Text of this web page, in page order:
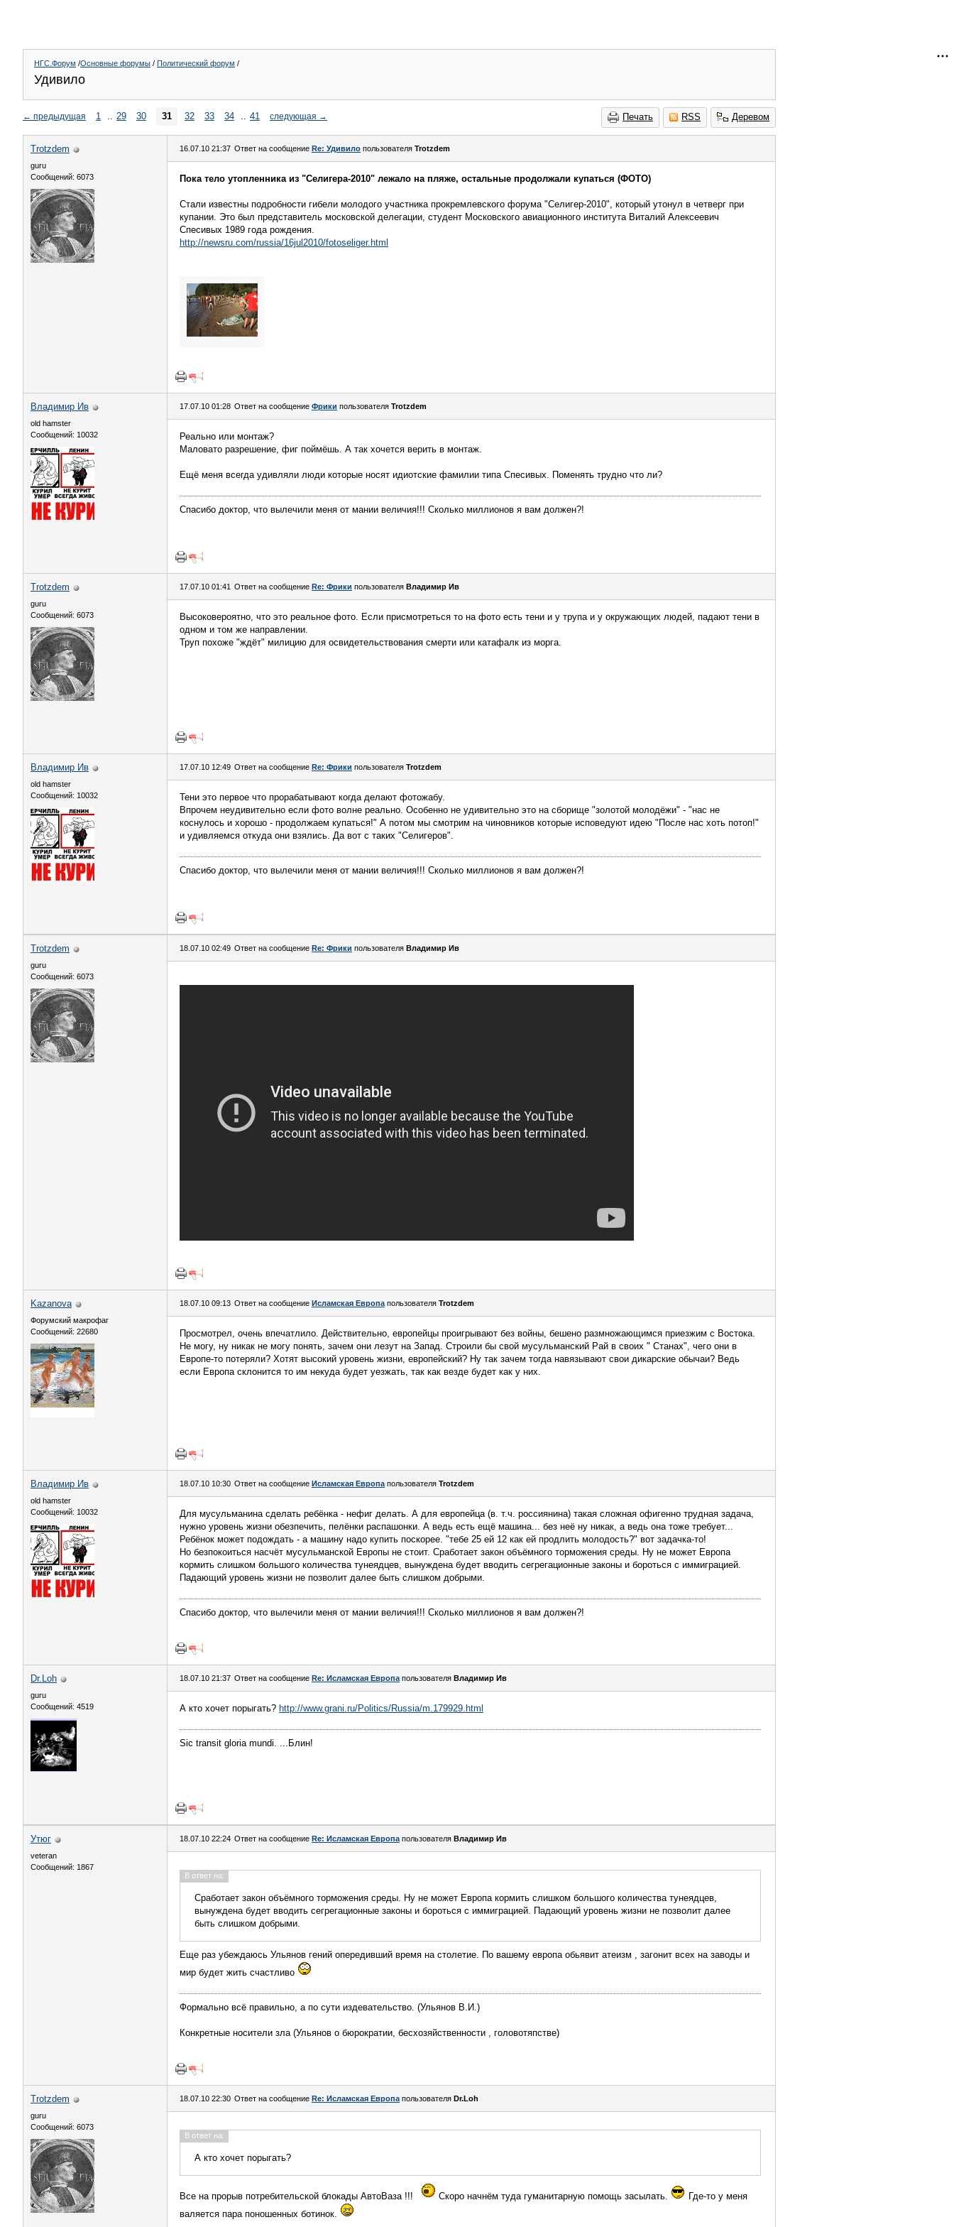
НГС.Форум /Основные форумы / Политический форум /
Удивило
Печать RSS Деревом
← предыдущая 1 .. 29 30 31 32 33 34 .. 41 следующая →
Trotzdem
guru
Сообщений: 6073
16.07.10 21:37 Ответ на сообщение Re: Удивило пользователя Trotzdem
Пока тело утопленника из "Селигера-2010" лежало на пляже, остальные продолжали купаться (ФОТО)
Стали известны подробности гибели молодого участника прокремлевского форума "Селигер-2010", который утонул в четверг при
купании. Это был представитель московской делегации, студент Московского авиационного института Виталий Алексеевич
Спесивых 1989 года рождения.
http://newsru.com/russia/16jul2010/fotoseliger.html
Владимир Ив
old hamster
Сообщений: 10032
17.07.10 01:28 Ответ на сообщение Фрики пользователя Trotzdem
Реально или монтаж?
Маловато разрешение, фиг поймёшь. А так хочется верить в монтаж.
Ещё меня всегда удивляли люди которые носят идиотские фамилии типа Спесивых. Поменять трудно что ли?
Спасибо доктор, что вылечили меня от мании величия!!! Сколько миллионов я вам должен?!
Trotzdem
guru
Сообщений: 6073
17.07.10 01:41 Ответ на сообщение Re: Фрики пользователя Владимир Ив
Высоковероятно, что это реальное фото. Если присмотреться то на фото есть тени и у трупа и у окружающих людей, падают тени в
одном и том же направлении.
Труп похоже "ждёт" милицию для освидетельствования смерти или катафалк из морга.
Владимир Ив
old hamster
Сообщений: 10032
17.07.10 12:49 Ответ на сообщение Re: Фрики пользователя Trotzdem
Тени это первое что прорабатывают когда делают фотожабу.
Впрочем неудивительно если фото волне реально. Особенно не удивительно это на сборище "золотой молодёжи" - "нас не
коснулось и хорошо - продолжаем купаться!" А потом мы смотрим на чиновников которые исповедуют идею "После нас хоть потоп!"
и удивляемся откуда они взялись. Да вот с таких "Селигеров".
Спасибо доктор, что вылечили меня от мании величия!!! Сколько миллионов я вам должен?!
Trotzdem
guru
Сообщений: 6073
18.07.10 02:49 Ответ на сообщение Re: Фрики пользователя Владимир Ив
Kazanova
Форумский макрофаг
Сообщений: 22680
18.07.10 09:13 Ответ на сообщение Исламская Европа пользователя Trotzdem
Просмотрел, очень впечатлило. Действительно, европейцы проигрывают без войны, бешено размножающимся приезжим с Востока.
Не могу, ну никак не могу понять, зачем они лезут на Запад. Строили бы свой мусульманский Рай в своих " Станах", чего они в
Европе-то потеряли? Хотят высокий уровень жизни, европейский? Ну так зачем тогда навязывают свои дикарские обычаи? Ведь
если Европа склонится то им некуда будет уезжать, так как везде будет как у них.
Владимир Ив
old hamster
Сообщений: 10032
18.07.10 10:30 Ответ на сообщение Исламская Европа пользователя Trotzdem
Для мусульманина сделать ребёнка - нефиг делать. А для европейца (в. т.ч. россиянина) такая сложная офигенно трудная задача,
нужно уровень жизни обезпечить, пелёнки распашонки. А ведь есть ещё машина... без неё ну никак, а ведь она тоже требует...
Ребёнок может подождать - а машину надо купить поскорее. "тебе 25 ей 12 как ей продлить молодость?" вот задачка-то!
Но безпокоиться насчёт мусульманской Европы не стоит. Сработает закон объёмного торможения среды. Ну не может Европа
кормить слишком большого количества тунеядцев, вынуждена будет вводить сегрегационные законы и бороться с иммиграцией.
Падающий уровень жизни не позволит далее быть слишком добрыми.
Спасибо доктор, что вылечили меня от мании величия!!! Сколько миллионов я вам должен?!
Dr.Loh
guru
Сообщений: 4519
18.07.10 21:37 Ответ на сообщение Re: Исламская Европа пользователя Владимир Ив
А кто хочет порыгать? http://www.grani.ru/Politics/Russia/m.179929.html
Sic transit gloria mundi. ...Блин!
Утюг
veteran
Сообщений: 1867
18.07.10 22:24 Ответ на сообщение Re: Исламская Европа пользователя Владимир Ив
В ответ на:
Сработает закон объёмного торможения среды. Ну не может Европа кормить слишком большого количества тунеядцев,
вынуждена будет вводить сегрегационные законы и бороться с иммиграцией. Падающий уровень жизни не позволит далее
быть слишком добрыми.
Еще раз убеждаюсь Ульянов гений опередивший время на столетие. По вашему европа обьявит атеизм , загонит всех на заводы и
мир будет жить счастливо
Формально всё правильно, а по сути издевательство. (Ульянов В.И.)
Конкретные носители зла (Ульянов о бюрократии, бесхозяйственности , головотяпстве)
Trotzdem
guru
Сообщений: 6073
18.07.10 22:30 Ответ на сообщение Re: Исламская Европа пользователя Dr.Loh
В ответ на:
А кто хочет порыгать?
Все на прорыв потребительской блокады АвтоВаза !!! Скоро начнём туда гуманитарную помощь засылать.
Где-то у меня
валяется пара поношенных ботинок.